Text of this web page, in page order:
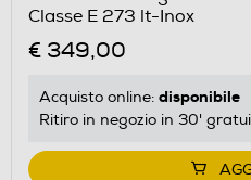
Calcolatore
di
energetico
di
Youreko.
Classe E 273 lt-Inox
€ 349,00
Acquisto online: disponibile
Ritiro in negozio in 30'